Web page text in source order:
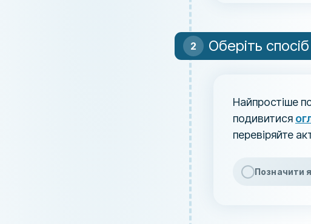
Оберіть спосіб
Найпростіше
подивитися
перевіряйте
Позначити